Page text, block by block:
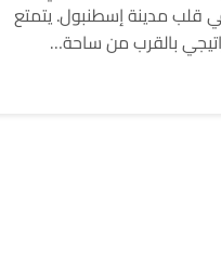
قلب مدينة إسطنبول. يتمتع
بالقرب من ساحة…